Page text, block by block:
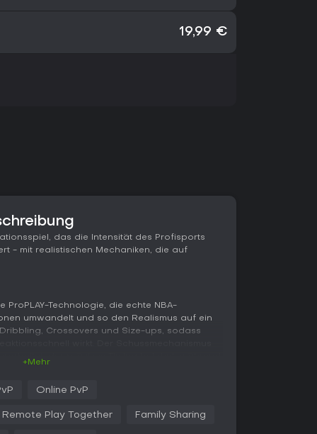
19,99 €
das die Intensität des Profisports
- mit realistischen Mechaniken, die auf
ProPLAY-Technologie, die echte NBA-
umwandelt und so den Realismus auf ein
Crossovers und Size-ups, sodass
Teamkoordination. All das schafft einen
+Mehr
Online PvP
Remote Play Together Family Sharing